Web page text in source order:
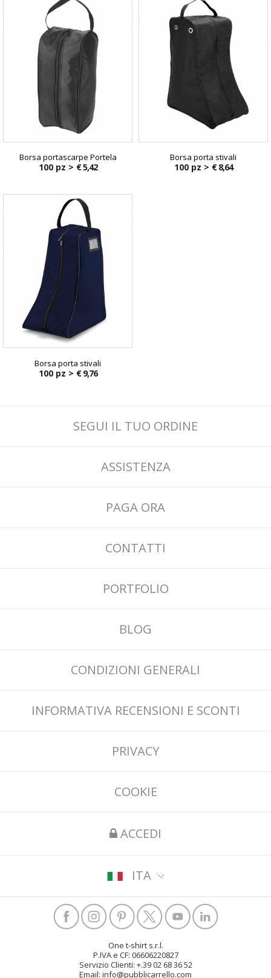
Borsa portascarpe Portela
100 pz > € 5,42
Borsa porta stivali
100 pz > € 8,64
Borsa porta stivali
100 pz > € 9,76
SEGUI IL TUO ORDINE
ASSISTENZA
PAGA ORA
CONTATTI
PORTFOLIO
BLOG
CONDIZIONI GENERALI
INFORMATIVA RECENSIONI E SCONTI
PRIVACY
COOKIE
ACCEDI
ITA
One t-shirt s.r.l.
P.IVA e CF: 06606220827
Servizio Clienti: +.39 02 68 36 52
Email: info@pubblicarrello.com